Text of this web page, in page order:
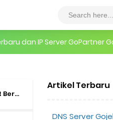
hingga Masa Depannya
Cianjur
Artikel Terbaru
DNS Server